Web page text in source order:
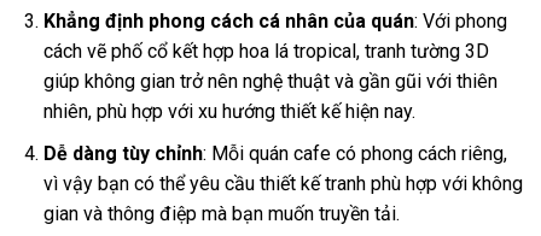
Khẳng định phong cách cá nhân của quán: Với phong
cách vẽ phố cổ kết hợp hoa lá tropical, tranh tường 3D
giúp không gian trở nên nghệ thuật và gần gũi với thiên
nhiên, phù hợp với xu hướng thiết kế hiện nay.
Dễ dàng tùy chỉnh: Mỗi quán cafe có phong cách riêng,
vì vậy bạn có thể yêu cầu thiết kế tranh phù hợp với không
gian và thông điệp mà bạn muốn truyền tải.